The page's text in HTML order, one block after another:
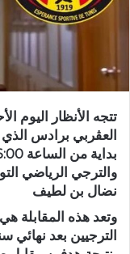
العڨربي برادس
والترجي الرياضي
نضال بن لطيف
وتعد هذه المقابلة